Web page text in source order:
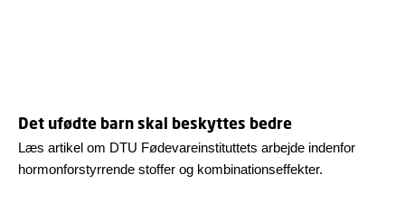
Det ufødte barn skal beskyttes bedre
Læs artikel om DTU Fødevareinstituttets arbejde indenfor
hormonforstyrrende stoffer og kombinationseffekter.